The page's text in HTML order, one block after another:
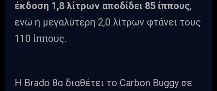
έκδοση 1,8 λίτρων αποδίδει 85 ίππους,
ενώ η μεγαλύτερη 2,0 λίτρων φτάνει τους
110 ίππους.
Η Brado θα διαθέτει το Carbon Buggy σε